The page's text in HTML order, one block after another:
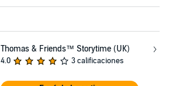
Thomas & Friends™ Storytime (UK)
4.0 3 calificaciones